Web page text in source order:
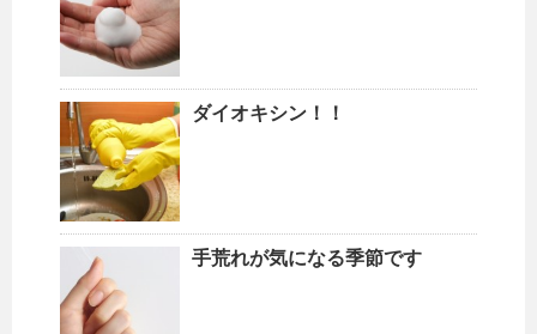
ダイオキシン！！
手荒れが気になる季節です